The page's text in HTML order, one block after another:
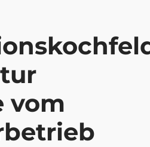
vom